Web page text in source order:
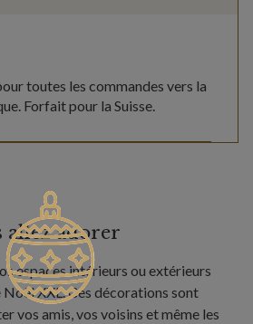
toutes les commandes vers la
Forfait pour la Suisse.
allez adorer
espaces intérieurs ou extérieurs
Noël XXL. Ces décorations sont
vos amis, vos voisins et même les